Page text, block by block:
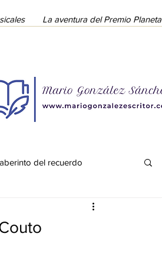
La aventura del Premio Planeta
del recuerdo